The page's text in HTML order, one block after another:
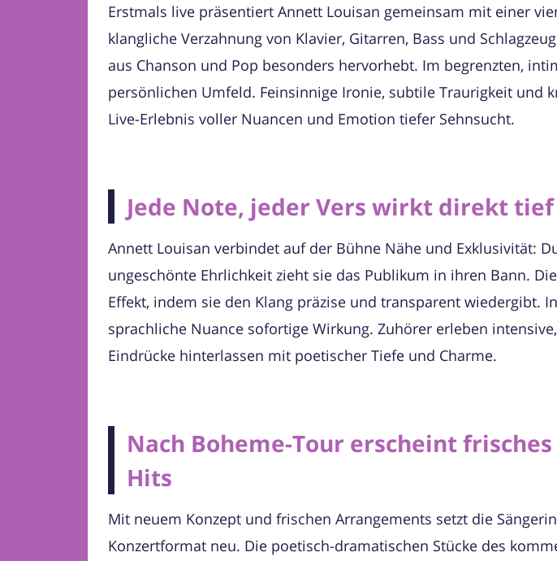
Erstmals live präsentiert Annett Louisan gemeinsam mit einer
klangliche Verzahnung von Klavier, Gitarren, Bass und
aus Chanson und Pop besonders hervorhebt. Im begrenzten,
persönlichen Umfeld. Feinsinnige Ironie, subtile Traurigkeit und
Live-Erlebnis voller Nuancen und Emotion tiefer Sehnsucht.
Jede Note, jeder Vers wirkt direkt
Annett Louisan verbindet auf der Bühne Nähe und Exklusivität:
ungeschönte Ehrlichkeit zieht sie das Publikum in ihren Bann.
Effekt, indem sie den Klang präzise und transparent wiedergibt.
sprachliche Nuance sofortige Wirkung. Zuhörer erleben
Eindrücke hinterlassen mit poetischer Tiefe und Charme.
Nach Boheme-Tour erscheint
Hits
Mit neuem Konzept und frischen Arrangements setzt die
Konzertformat neu. Die poetisch-dramatischen Stücke des